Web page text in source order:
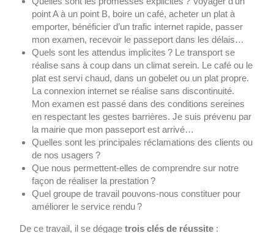
point A à un point B, boire un café, acheter un plat à
emporter, bénéficier d’un trafic internet rapide, passer
mon examen, recevoir le passeport dans les délais…
Quels sont les attendus implicites ? Le transport se
réalise sans à coup dans un climat serein. Le café ou le
plat est servi chaud, dans un gobelet ou un plat propre.
La connexion internet se réalise sans discontinuité.
Mon examen est passé dans des conditions sereines
en respectant les gestes barrières. Je suis prévenu par
la mairie que mon passeport est arrivé…
Quelles sont les principales réclamations des clients ou
de nos usagers ?
Que nous permettent-elles de comprendre sur notre
façon de réaliser la prestation ?
Quel groupe de travail pouvons-nous constituer pour
améliorer le service rendu ?
De ce travail, il se dégagetrois clés de réussite :